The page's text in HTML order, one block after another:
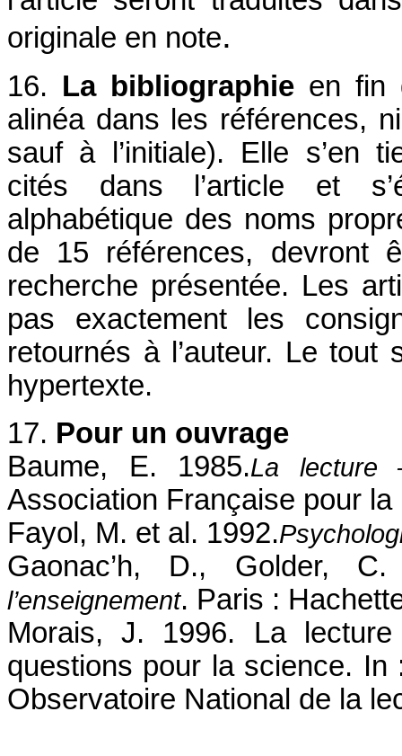
originale en note.
16. La bibliographie en fin
alinéa dans les références,
sauf à l’initiale). Elle s’en
cités dans l’article et
alphabétique des noms
de 15 références,
recherche présentée. Les
pas exactement les
retournés à l’auteur. Le
hypertexte.
17. Pour un ouvrage
Baume, E. 1985.La lecture
Association Française pour la
Fayol, M. et al. 1992.
Gaonac’h, D., Golder, C.
l’enseignement. Paris :
Morais, J. 1996. La
questions pour la science.
Observatoire National de la